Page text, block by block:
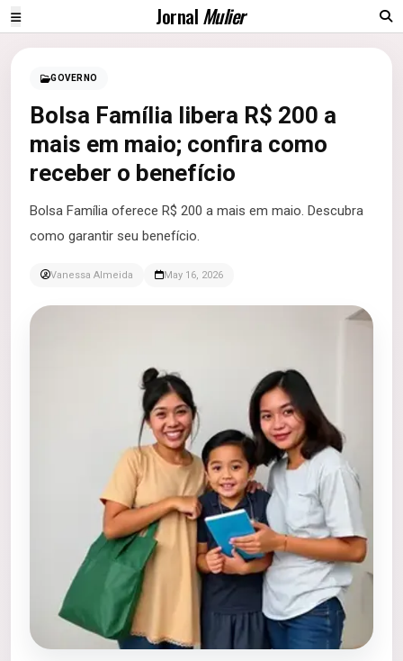
JornalMulier
GOVERNO
Bolsa Família libera R$ 200 a
mais em maio; confira como
receber o benefício
Bolsa Família oferece R$ 200 a mais em maio. Descubra
como garantir seu benefício.
Vanessa Almeida May 16, 2026